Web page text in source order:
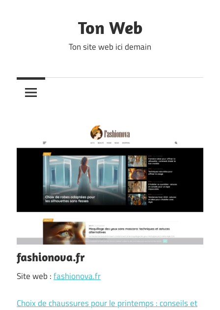
Ton Web
Ton site web ici demain
fashionova.fr
Site web :fashionova.fr
Choix de chaussures pour le printemps : conseils et